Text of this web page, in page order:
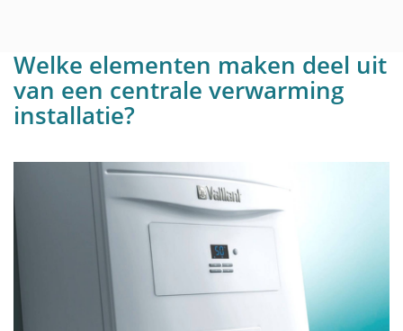
Welke elementen maken deel uit
van een centrale verwarming
installatie?